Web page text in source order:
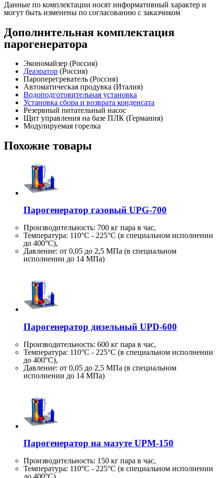
Данные по комплектации носят информативный характер и
могут быть изменены по согласованию с заказчиком
Дополнительная комплектация
парогенератора
Экономайзер (Россия)
Деаэратор (Россия)
Пароперегреватель (Россия)
Автоматическая продувка (Италия)
Водоподготовительная установка
Установка сбора и возврата конденсата
Резервный питательный насос
Щит управления на базе ПЛК (Германия)
Модулируемая горелка
Похожие товары
Парогенератор газовый UPG-700
Производительность: 700 кг пара в час,
Температура: 110°C - 225°C (в специальном исполнении
до 400°C),
Давление: от 0,05 до 2,5 МПа (в специальном
исполнении до 14 МПа)
Парогенератор дизельный UPD-600
Производительность: 600 кг пара в час,
Температура: 110°C - 225°C (в специальном исполнении
до 400°C),
Давление: от 0,05 до 2,5 МПа (в специальном
исполнении до 14 МПа)
Парогенератор на мазуте UPM-150
Производительность: 150 кг пара в час,
Температура: 110°C - 225°C (в специальном исполнении
до 400°C),